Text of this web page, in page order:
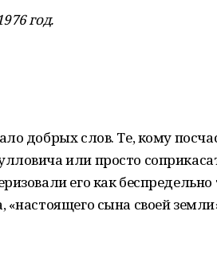
год.
добрых слов. Те, кому
или просто
его как беспредельно
сына своей